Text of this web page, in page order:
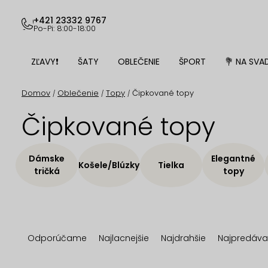
obsah
+421 23332 9767
Po-Pi: 8:00-18:00
ZĽAVY❗ ŠATY OBLEČENIE ŠPORT 💐 NA
Domov / Oblečenie / Topy / Čipkované topy
Čipkované topy
Dámske
tričká
Košele/Blúzky Tielka
Elegantné
topy
R
Odporúčame Najlacnejšie Najdrahšie